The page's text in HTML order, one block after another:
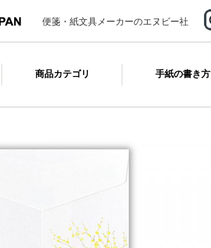
便箋・紙文具メーカーのエヌビー社
商品カテゴリ 手紙の書き方